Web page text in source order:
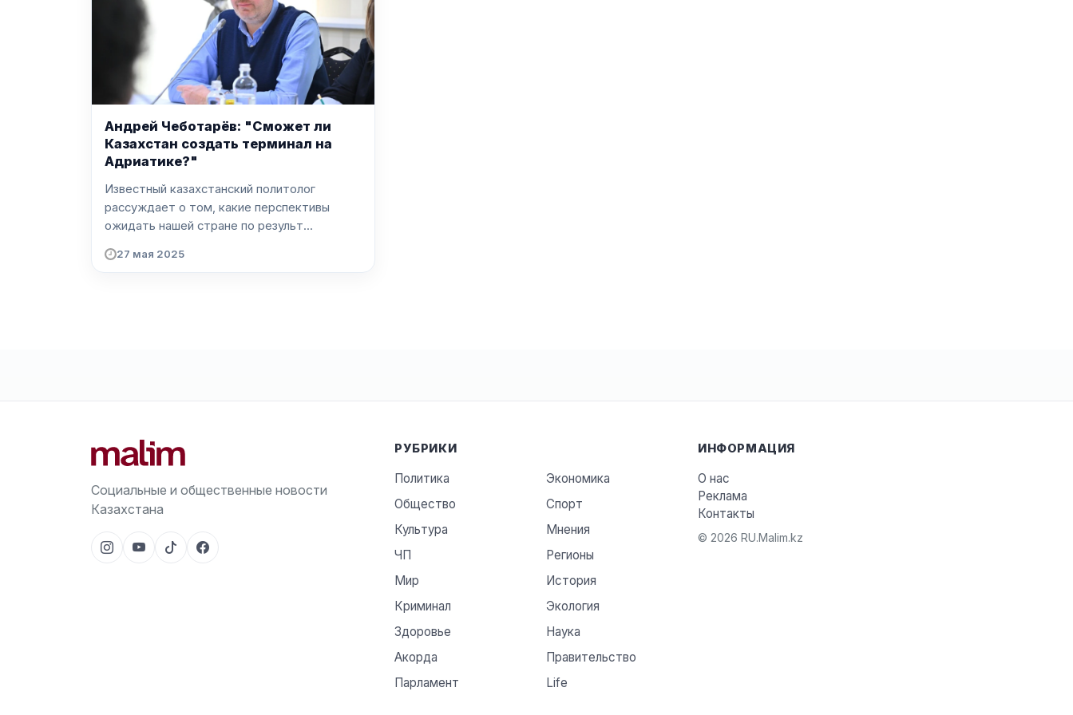
Андрей Чеботарёв: "Сможет ли
Казахстан создать терминал на
Адриатике?"
Известный казахстанский политолог
рассуждает о том, какие перспективы
ожидать нашей стране по результ...
27 мая 2025
Социальные и общественные новости
Казахстана
РУБРИКИ
Политика
Экономика
Общество
Спорт
Культура
Мнения
ЧП
Регионы
Мир
История
Криминал
Экология
Здоровье
Наука
Акорда
Правительство
Парламент
Life
ИНФОРМАЦИЯ
О нас
Реклама
Контакты
© 2026 RU.Malim.kz